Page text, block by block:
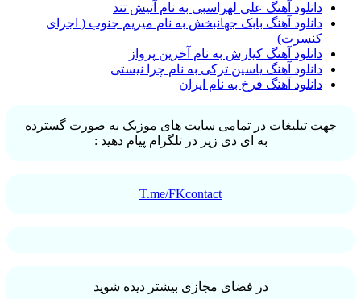
دانلود آهنگ علی لهراسبی به نام آتیش تند
دانلود آهنگ بابک جهانبخش به نام میریم جنوب ( اجرای
کنسرت)
دانلود آهنگ کیارش به نام آخرین پرواز
دانلود آهنگ یاسین ترکی به نام چرا نیستی
دانلود آهنگ فرخ به نام ایران
جهت تبلیغات در تمامی سایت های موزیک به صورت گسترده
به ای دی زیر در تلگرام پیام دهید :
T.me/FKcontact
در فضای مجازی بیشتر دیده شوید